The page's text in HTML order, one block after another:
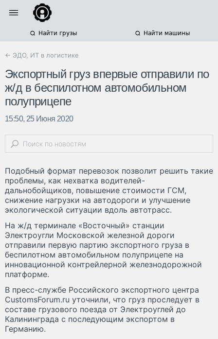
Найти грузы Найти машины
← ЭДО, ИТ в логистике
Экспортный груз впервые отправили по
ж/д в беспилотном автомобильном
полуприцепе
15:50, 25 Июня 2020
Подобный формат перевозок позволит решить такие
проблемы, как нехватка водителей-
дальнобойщиков, повышение стоимости ГСМ,
снижение нагрузки на автодороги и улучшение
экологической ситуации вдоль автотрасс.
На ж/д терминале «Восточный» станции
Электроугли Московской железной дороги
отправили первую партию экспортного груза в
беспилотном автомобильном полуприцепе на
инновационной контрейлерной железнодорожной
платформе.
В пресс-службе Российского экспортного центра
CustomsForum.ru уточнили, что груз проследует в
составе грузового поезда от Электроуглей до
Калининграда с последующим экспортом в
Германию.